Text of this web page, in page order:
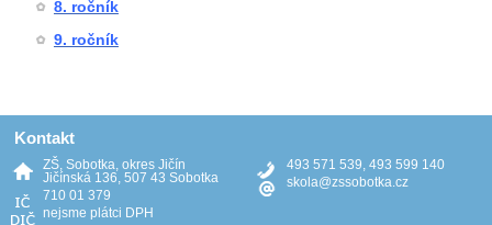
8. ročník
9. ročník
Kontakt
ZŠ, Sobotka, okres Jičín
Jičínská 136, 507 43 Sobotka
710 01 379
nejsme plátci DPH
493 571 539, 493 599 140
skola@zssobotka.cz